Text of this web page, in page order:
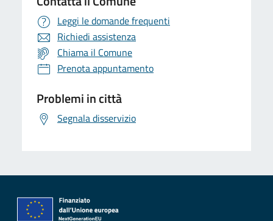
Leggi le domande frequenti
Richiedi assistenza
Chiama il Comune
Prenota appuntamento
Problemi in città
Segnala disservizio